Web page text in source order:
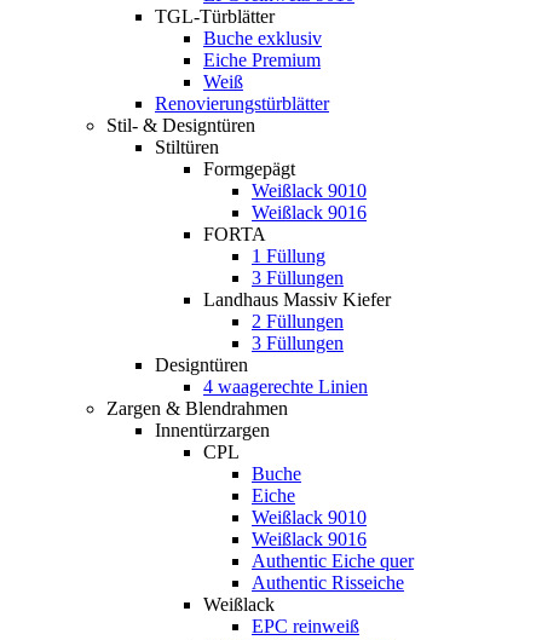
TGL-Türblätter
Buche exklusiv
Eiche Premium
Weiß
Renovierungstürblätter
Stil- & Designtüren
Stiltüren
Formgepägt
Weißlack 9010
Weißlack 9016
FORTA
1 Füllung
3 Füllungen
Landhaus Massiv Kiefer
2 Füllungen
3 Füllungen
Designtüren
4 waagerechte Linien
Zargen & Blendrahmen
Innentürzargen
CPL
Buche
Eiche
Weißlack 9010
Weißlack 9016
Authentic Eiche quer
Authentic Risseiche
Weißlack
EPC reinweiß